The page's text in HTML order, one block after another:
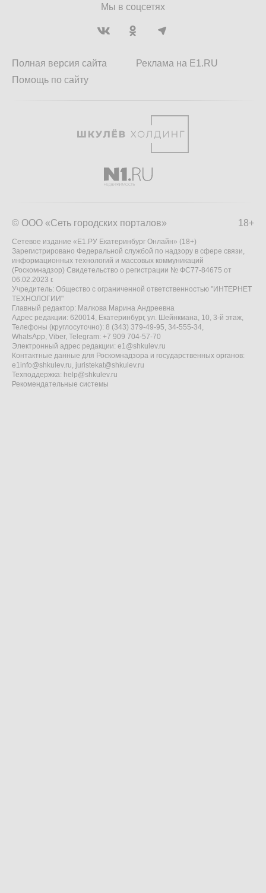
Мы в соцсетях
Полная версия сайта
Помощь по сайту
Реклама на E1.RU
18+
© ООО «Сеть городских порталов»
Сетевое издание «Е1.РУ Екатеринбург Онлайн» (18+)
Зарегистрировано Федеральной службой по надзору в сфере связи,
информационных технологий и массовых коммуникаций
(Роскомнадзор) Свидетельство о регистрации № ФС77-84675 от
06.02.2023 г.
Учредитель: Общество с ограниченной ответственностью "ИНТЕРНЕТ
ТЕХНОЛОГИИ"
Главный редактор: Малкова Марина Андреевна
Адрес редакции: 620014, Екатеринбург, ул. Шейнкмана, 10, 3-й этаж,
Телефоны (круглосуточно): 8 (343) 379-49-95, 34-555-34,
WhatsApp, Viber, Telegram: +7 909 704-57-70
Электронный адрес редакции: e1@shkulev.ru
Контактные данные для Роскомнадзора и государственных органов:
e1info@shkulev.ru, juristekat@shkulev.ru
Техподдержка: help@shkulev.ru
Рекомендательные системы